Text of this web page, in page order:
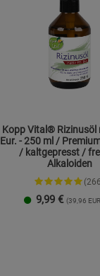
Kopp Vital® Rizinusöl
Eur. - 250 ml /
/ kaltgepresst /
Alkaloiden
9,99 € (39,96